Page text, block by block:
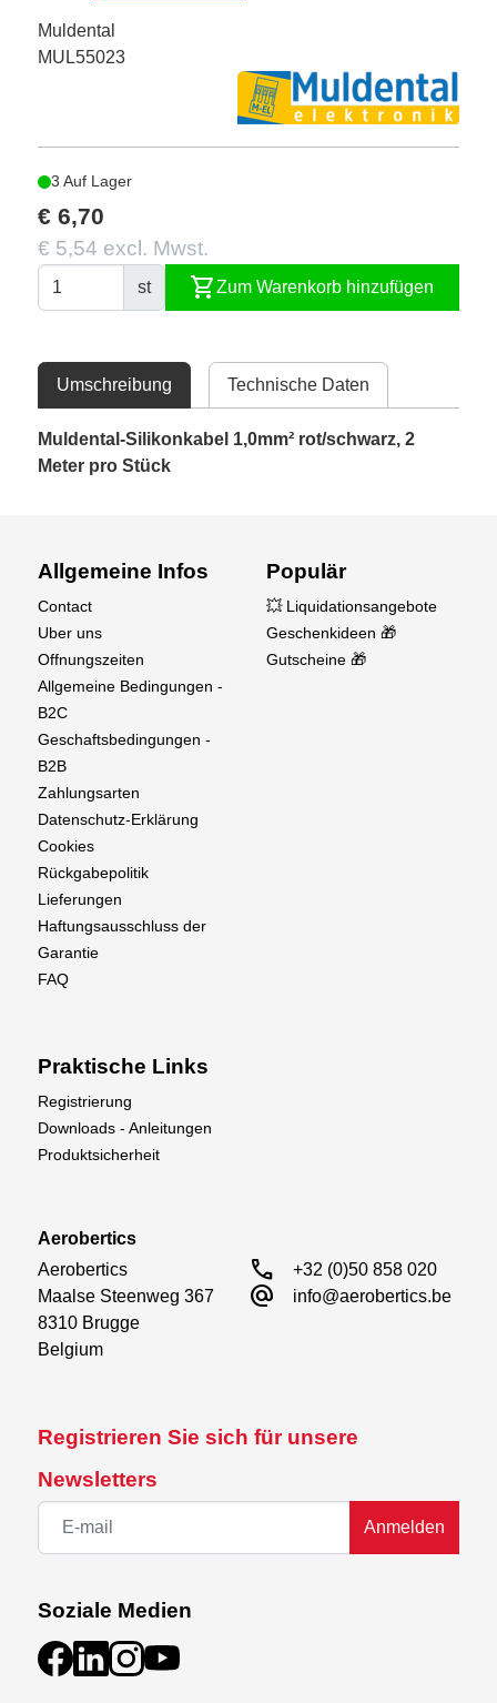
Muldental
MUL55023
3 Auf Lager
€ 6,70
€ 5,54 excl. Mwst.
st shopping_cartZum Warenkorb hinzufügen
Umschreibung Technische Daten
Muldental-Silikonkabel 1,0mm² rot/schwarz, 2
Meter pro Stück
Registrieren Sie sich für unsere
Newsletters
Anmelden
Soziale Medien
Allgemeine Infos
Contact
Uber uns
Offnungszeiten
Allgemeine Bedingungen -
B2C
Geschaftsbedingungen -
B2B
Zahlungsarten
Datenschutz-Erklärung
Cookies
Rückgabepolitik
Lieferungen
Haftungsausschluss der
Garantie
FAQ
Populär
💥 Liquidationsangebote
Geschenkideen 🎁
Gutscheine 🎁
Praktische Links
Registrierung
Downloads - Anleitungen
Produktsicherheit
Aerobertics
Aerobertics
Maalse Steenweg 367
8310 Brugge
Belgium
call +32 (0)50 858 020
alternate_email info@aerobertics.be